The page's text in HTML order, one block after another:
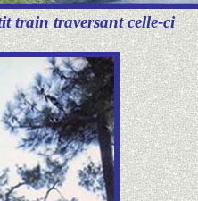
train traversant celle-ci